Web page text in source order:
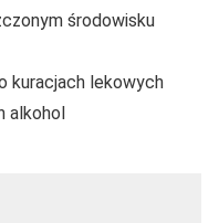
środowisku
kuracjach lekowych
alkohol